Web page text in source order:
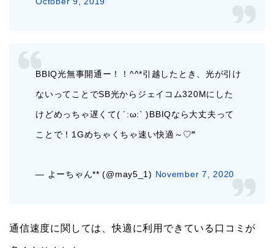
BBIQ光無事開通ー！！^^*引越したとき、光が引け
ないってことでSB光からジェイコム320Mにした
けどめっちゃ遅くて( ´:ω:` )BBIQなら大丈夫って
ことで！1Gめちゃくちゃ速い快適～♡‴
— よーちゃん** (@may5_1) November 7, 2020
通信速度に関しては、快適に利用できている口コミが